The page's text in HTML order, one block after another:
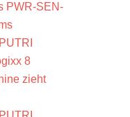
PWR-SEN-
8
zieht